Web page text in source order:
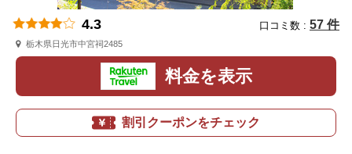
4.3 口コミ数 : 57 件
栃木県日光市中宮祠2485
料金を表示
割引クーポンをチェック